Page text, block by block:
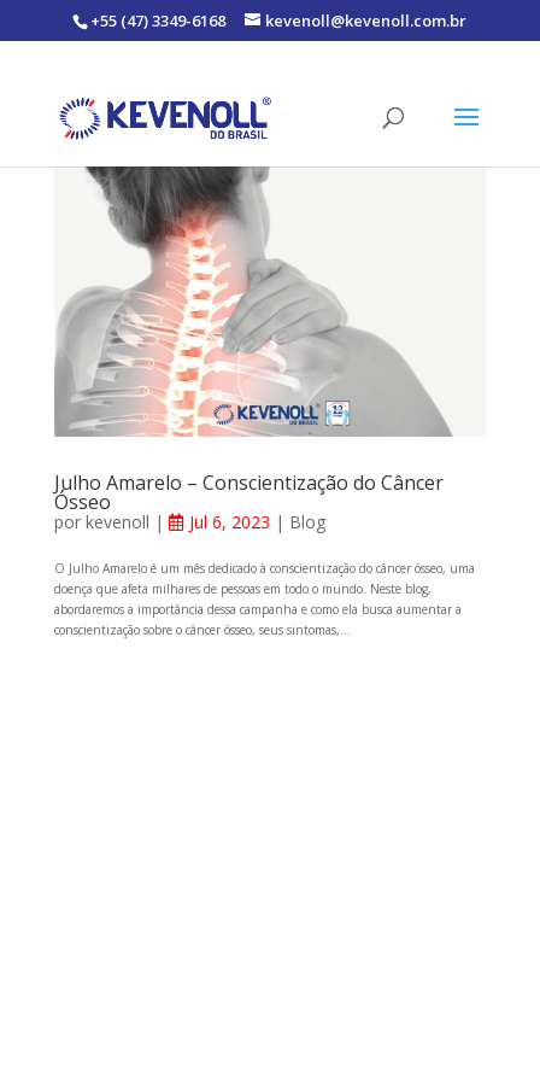
+55 (47) 3349-6168 kevenoll@kevenoll.com.br
Julho Amarelo – Conscientização do Câncer
Ósseo
por kevenoll | Jul 6, 2023 | Blog
O Julho Amarelo é um mês dedicado à conscientização do câncer ósseo, uma
doença que afeta milhares de pessoas em todo o mundo. Neste blog,
abordaremos a importância dessa campanha e como ela busca aumentar a
conscientização sobre o câncer ósseo, seus sintomas,...